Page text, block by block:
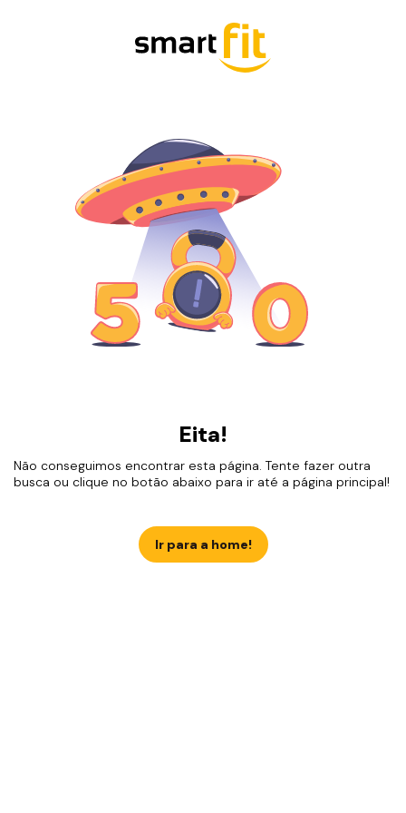
Eita!
Não conseguimos encontrar esta página. Tente fazer outra
busca ou clique no botão abaixo para ir até a página principal!
Ir para a home!